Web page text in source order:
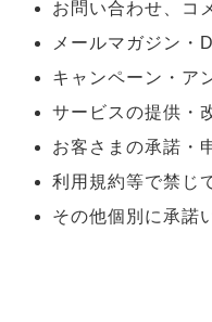
お問い合わせ、コ
メールマガジン・
キャンペーン・ア
サービスの提供・
お客さまの承諾・
利用規約等で禁じ
その他個別に承諾